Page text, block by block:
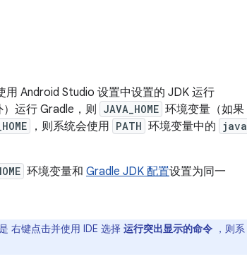
Android Studio 设置中设置的 JDK 运行
运行 Gradle，则
JAVA_HOME 环境变量（如果
，则系统会使用 PATH 环境变量中的 java
环境变量和 Gradle JDK 配置设置为同一
右键点击并使用 IDE 选择 运行突出显示的命令 ，则系